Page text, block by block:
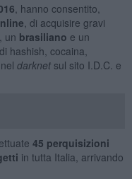
, hanno consentito,
, di acquisire gravi
, un brasiliano e un
hashish, cocaina,
darknetsul sito I.D.C. e
45 perquisizioni
in tutta Italia, arrivando